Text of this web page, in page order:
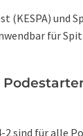
(KESPA)
für
2 sind für alle